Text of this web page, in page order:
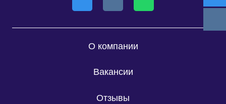
О компании
Вакансии
Отзывы